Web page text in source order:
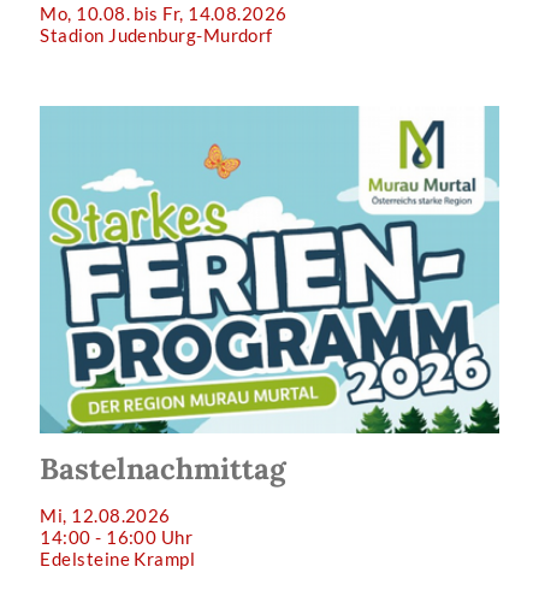
Mo, 10.08. bis Fr, 14.08.2026
Stadion Judenburg-Murdorf
Bastelnachmittag
Mi, 12.08.2026
14:00 - 16:00 Uhr
Edelsteine Krampl